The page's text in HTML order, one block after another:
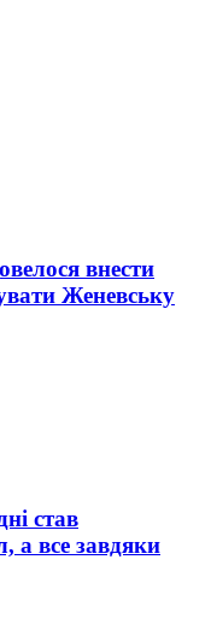
внести
Женевську
став
а все завдяки